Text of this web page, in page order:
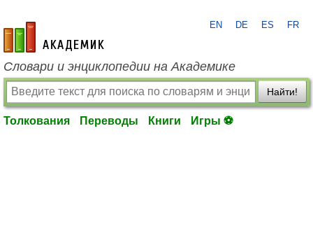
academic.ru
EN DE ES FR
Словари и энциклопедии на Академике
Найти!
Толкования Переводы Книги Игры ⚽